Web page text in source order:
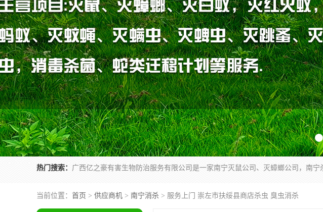
热门搜索：
当前位置： 首页 > 供应商机 > 南宁消杀 > 服务上门 崇左市扶绥县商店杀虫 臭虫消杀